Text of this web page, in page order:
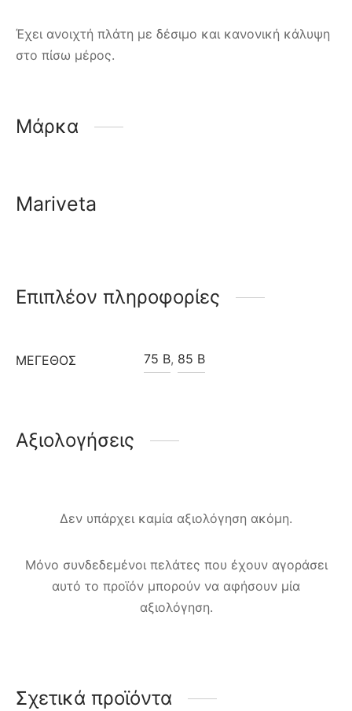
Έχει ανοιχτή πλάτη με δέσιμο και κανονική κάλυψη
στο πίσω μέρος.
Μάρκα
Mariveta
Επιπλέον πληροφορίες
ΜΈΓΕΘΟΣ 75 B, 85 B
Αξιολογήσεις
Δεν υπάρχει καμία αξιολόγηση ακόμη.
Μόνο συνδεδεμένοι πελάτες που έχουν αγοράσει
αυτό το προϊόν μπορούν να αφήσουν μία
αξιολόγηση.
Σχετικά προϊόντα